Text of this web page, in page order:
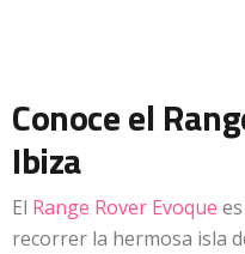
Conoce el
Ibiza
El Range Rover Evoque
recorrer la hermosa isla